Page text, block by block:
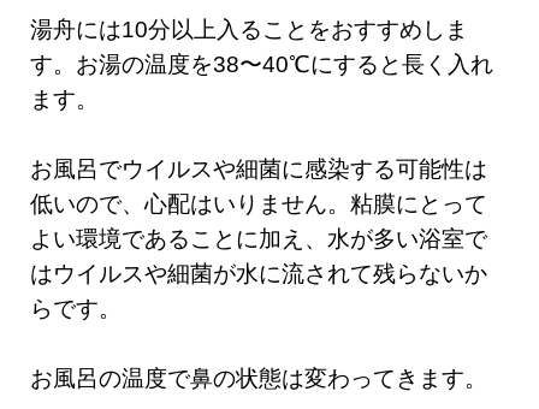
湯舟には10分以上入ることをおすすめしま
す。お湯の温度を38〜40℃にすると長く入れ
ます。
お風呂でウイルスや細菌に感染する可能性は
低いので、心配はいりません。粘膜にとって
よい環境であることに加え、水が多い浴室で
はウイルスや細菌が水に流されて残らないか
らです。
お風呂の温度で鼻の状態は変わってきます。